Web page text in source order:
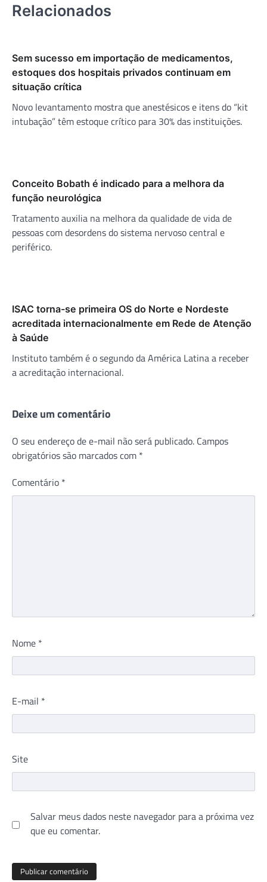
Relacionados
Sem sucesso em importação de medicamentos,
estoques dos hospitais privados continuam em
situação crítica
Novo levantamento mostra que anestésicos e itens do “kit
intubação” têm estoque crítico para 30% das instituições.
Conceito Bobath é indicado para a melhora da
função neurológica
Tratamento auxilia na melhora da qualidade de vida de
pessoas com desordens do sistema nervoso central e
periférico.
ISAC torna-se primeira OS do Norte e Nordeste
acreditada internacionalmente em Rede de Atenção
à Saúde
Instituto também é o segundo da América Latina a receber
a acreditação internacional.
Deixe um comentário
O seu endereço de e-mail não será publicado. Campos
obrigatórios são marcados com *
Comentário *
Nome *
E-mail *
Site
Salvar meus dados neste navegador para a próxima vez
que eu comentar.